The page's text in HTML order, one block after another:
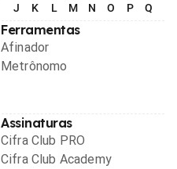
J K L M N O P Q
Ferramentas
Afinador
Metrônomo
Assinaturas
Cifra Club PRO
Cifra Club Academy